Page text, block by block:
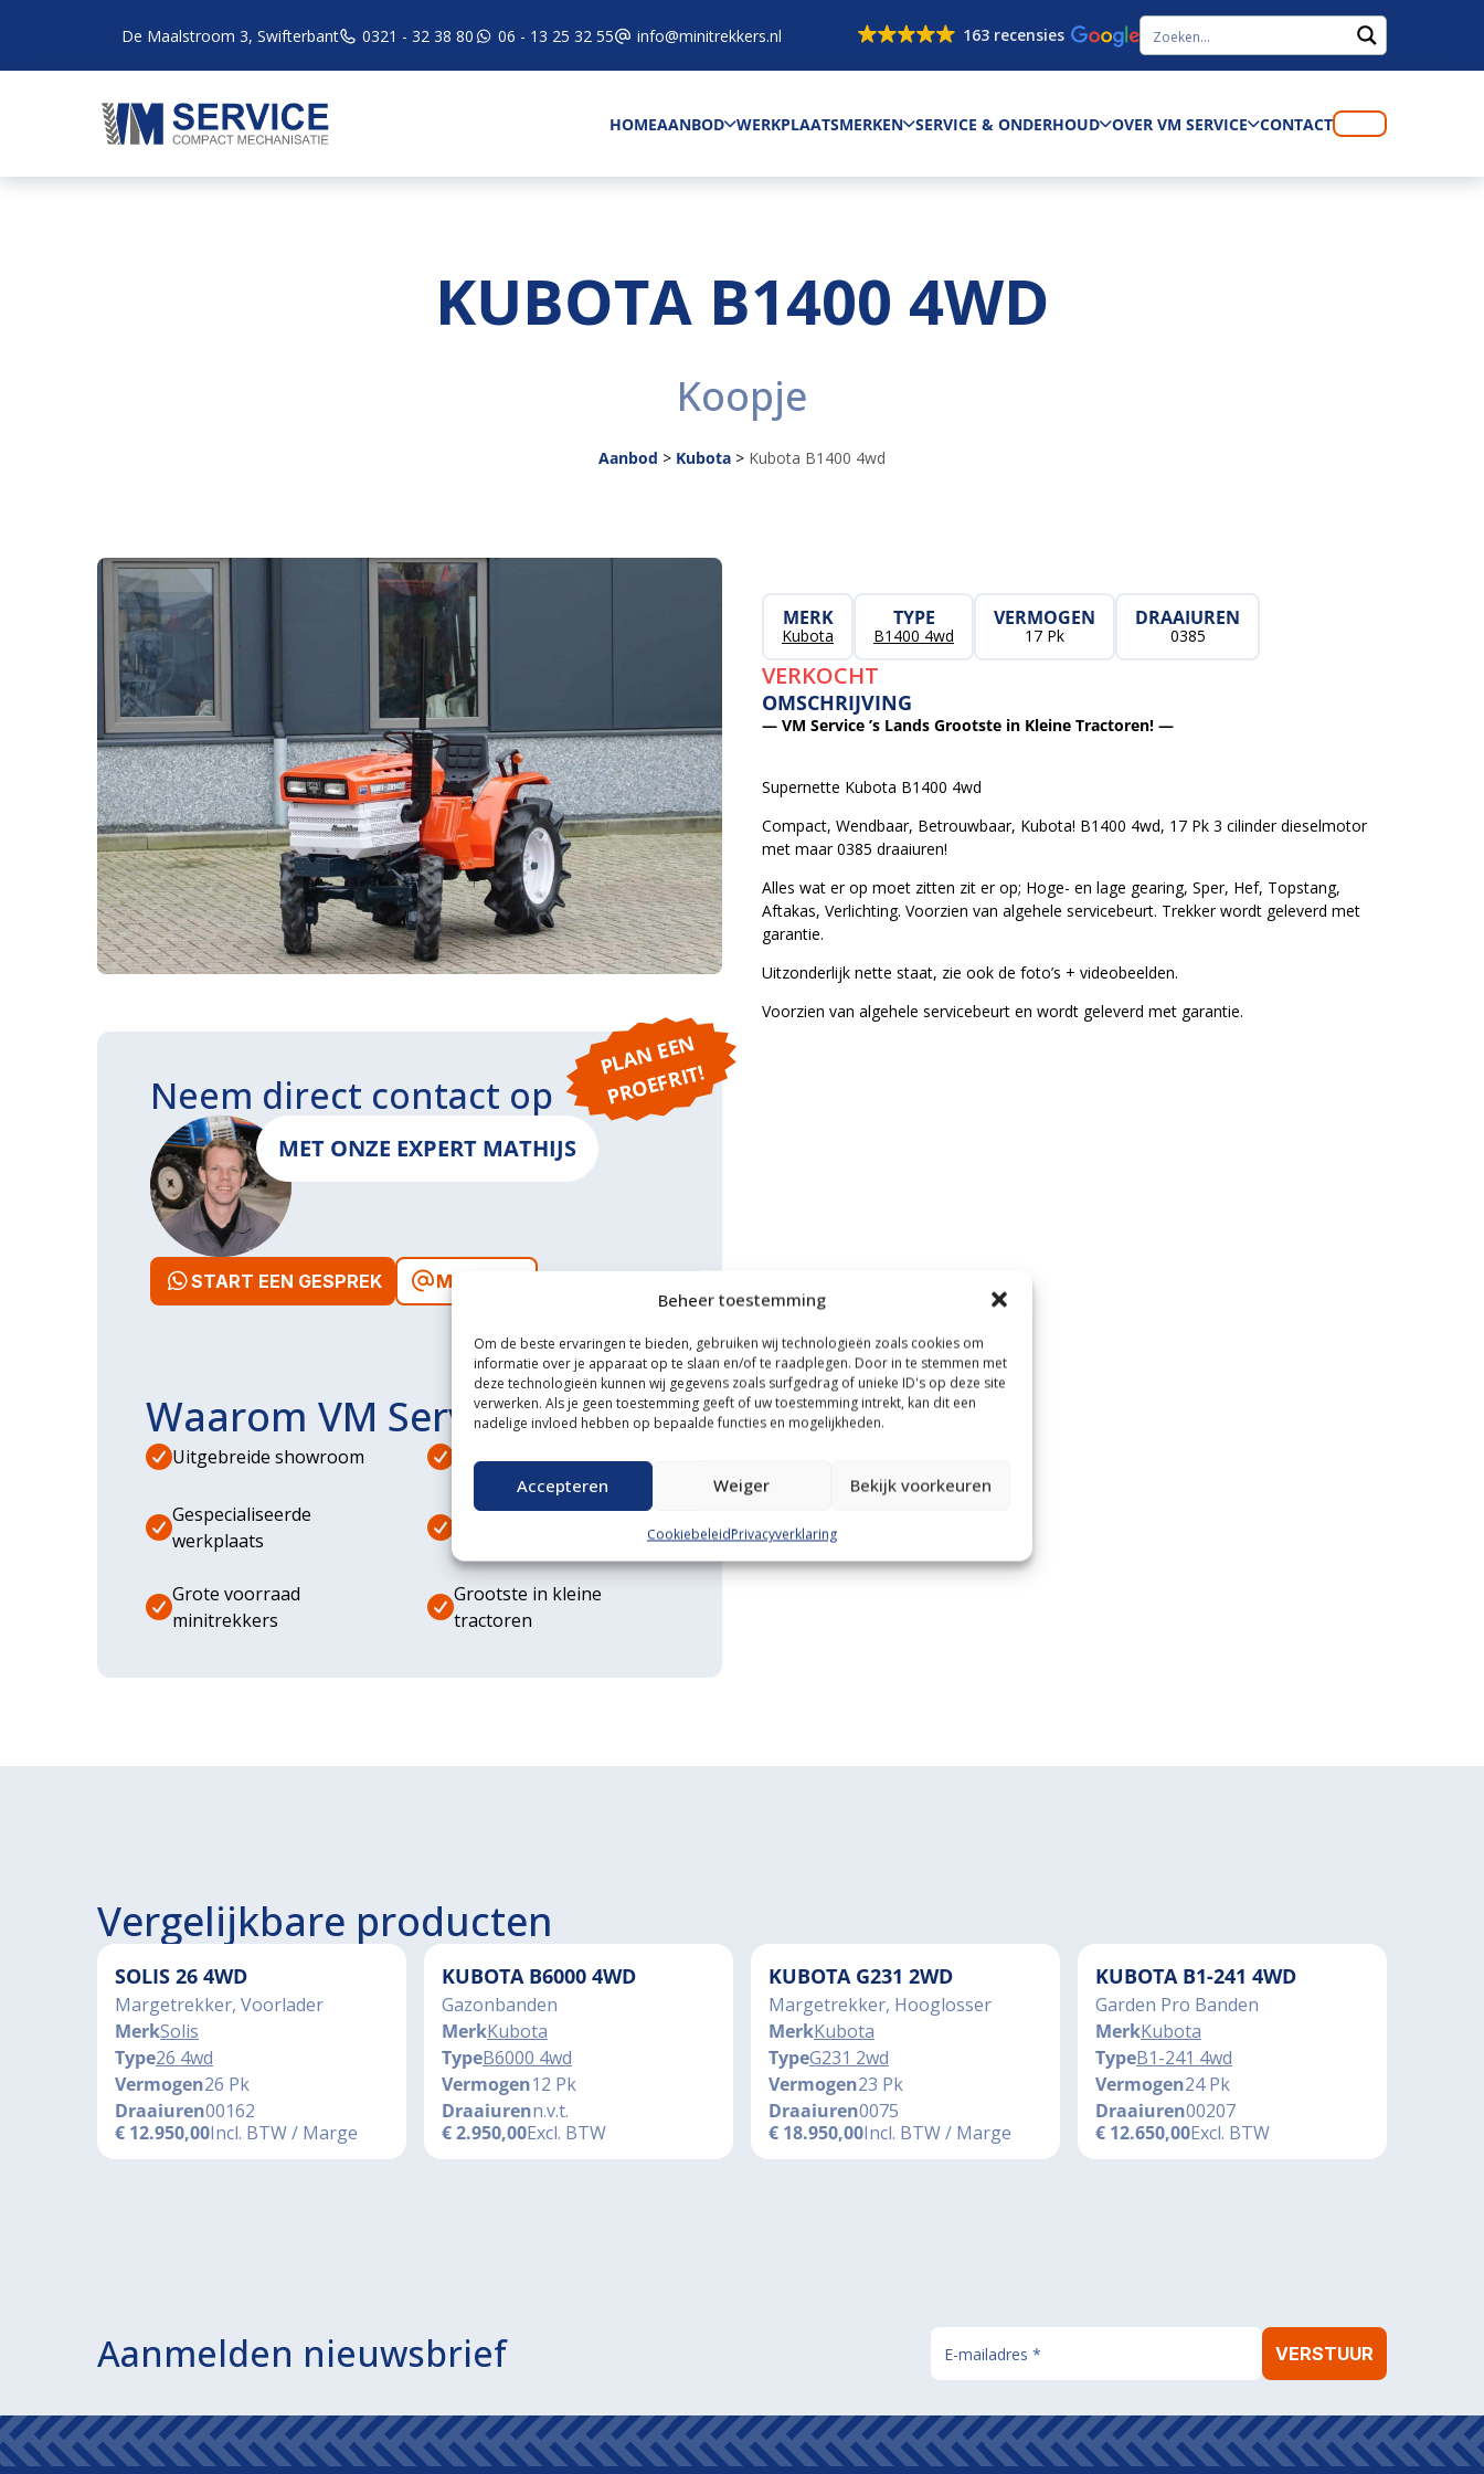
Beheer toestemming
Om de beste ervaringen te bieden, gebruiken wij technologieën zoals cookies om
informatie over je apparaat op te slaan en/of te raadplegen. Door in te stemmen met
deze technologieën kunnen wij gegevens zoals surfgedrag of unieke ID's op deze site
verwerken. Als je geen toestemming geeft of uw toestemming intrekt, kan dit een
nadelige invloed hebben op bepaalde functies en mogelijkheden.
Accepteren Weiger Bekijk voorkeuren
CookiebeleidPrivacyverklaring
De Maalstroom 3, Swifterbant 0321 - 32 38 80 06 - 13 25 32 55 info@minitrekkers.nl 163 recensies
HOMEAANBOD WERKPLAATSMERKEN SERVICE & ONDERHOUD OVER VM SERVICE CONTACT
KUBOTA B1400 4WD
Koopje
Aanbod > Kubota > Kubota B1400 4wd
MERK
Kubota
TYPE
B1400 4wd
VERMOGEN
17 Pk
DRAAIUREN
0385
VERKOCHT
OMSCHRIJVING
— VM Service ’s Lands Grootste in Kleine Tractoren! —
Supernette Kubota B1400 4wd
Compact, Wendbaar, Betrouwbaar, Kubota! B1400 4wd, 17 Pk 3 cilinder dieselmotor
met maar 0385 draaiuren!
Alles wat er op moet zitten zit er op; Hoge- en lage gearing, Sper, Hef, Topstang,
Aftakas, Verlichting. Voorzien van algehele servicebeurt. Trekker wordt geleverd met
garantie.
Uitzonderlijk nette staat, zie ook de foto’s + videobeelden.
Voorzien van algehele servicebeurt en wordt geleverd met garantie.
P
L
A
N
E
E
N
P
R
O
E
F
RI
T!
Neem direct contact op
MET ONZE EXPERT MATHIJS
START EEN GESPREK MAIL ONS
Waarom VM Service
Uitgebreide showroom Eigen transportservice
Gespecialiseerde
werkplaats
Diverse
Grote voorraad
minitrekkers
Grootste in kleine
tractoren
Vergelijkbare producten
SOLIS 26 4WD
Margetrekker, Voorlader
MerkSolis
Type26 4wd
Vermogen26 Pk
Draaiuren00162
€ 12.950,00Incl. BTW / Marge
KUBOTA B6000 4WD
Gazonbanden
MerkKubota
TypeB6000 4wd
Vermogen12 Pk
Draaiurenn.v.t.
€2.950,00Excl. BTW
KUBOTA G231 2WD
Margetrekker, Hooglosser
MerkKubota
TypeG231 2wd
Vermogen23 Pk
Draaiuren0075
€ 18.950,00Incl. BTW / Marge
KUBOTA B1-241 4WD
Garden Pro Banden
MerkKubota
TypeB1-241 4wd
Vermogen24 Pk
Draaiuren00207
€ 12.650,00Excl. BTW
Aanmelden nieuwsbrief